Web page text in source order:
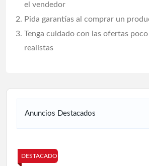
el vendedor
Pida garantías al comprar un
Tenga cuidado con las ofertas poco
realistas
Anuncios Destacados
DESTACADO